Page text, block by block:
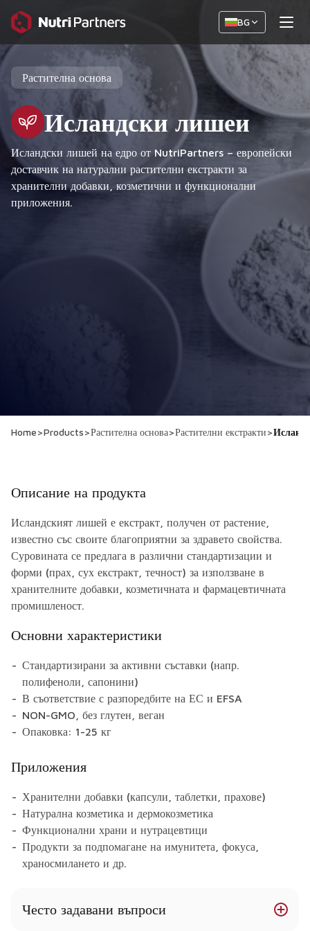
BG
Растителна основа
Исландски лишеи
Исландски лишей на едро от NutriPartners – европейски
доставчик на натурални растителни екстракти за
хранителни добавки, козметични и функционални
приложения.
Home>Products>Растителна основа>Растителни екстракти>
Описание на продукта
Исландският лишей е екстракт, получен от растение,
известно със своите благоприятни за здравето свойства.
Суровината се предлага в различни стандартизации и
форми (прах, сух екстракт, течност) за използване в
хранителните добавки, козметичната и фармацевтичната
промишленост.
Основни характеристики
Стандартизирани за активни съставки (напр.
полифеноли, сапонини)
В съответствие с разпоредбите на ЕС и EFSA
NON-GMO, без глутен, веган
Опаковка: 1-25 кг
Приложения
Хранителни добавки (капсули, таблетки, прахове)
Натурална козметика и дермокозметика
Функционални храни и нутрацевтици
Продукти за подпомагане на имунитета, фокуса,
храносмилането и др.
Често задавани въпроси